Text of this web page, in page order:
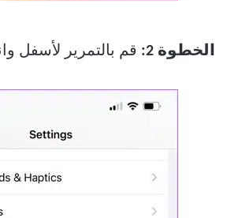
الخطوة 2: قم بالتمرير لأسفل